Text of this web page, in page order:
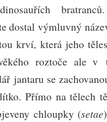
dostal výmluvný
krví, která jeho
roztoče ale v
jantaru se
Přímo na tělech
chloupky (setae